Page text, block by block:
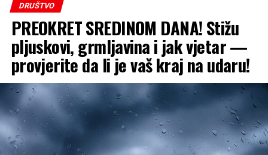
DRUŠTVO
PREOKRET SREDINOM DANA! Stižu
pljuskovi, grmljavina i jak vjetar —
provjerite da li je vaš kraj na udaru!